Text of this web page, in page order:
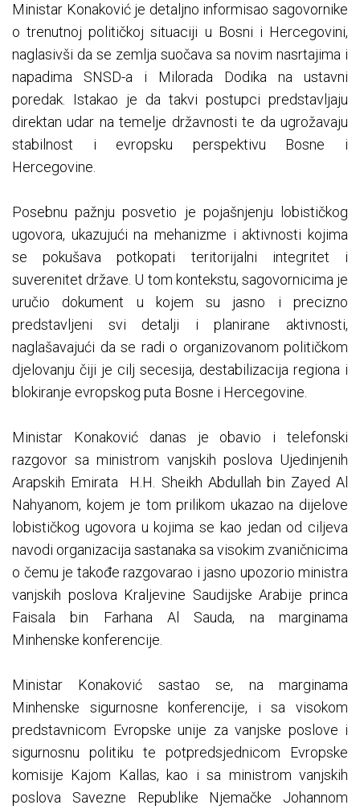
Ministar Konaković je detaljno informisao sagovornike
o trenutnoj političkoj situaciji u Bosni i Hercegovini,
naglasivši da se zemlja suočava sa novim nasrtajima i
napadima SNSD-a i Milorada Dodika na ustavni
poredak. Istakao je da takvi postupci predstavljaju
direktan udar na temelje državnosti te da ugrožavaju
stabilnost i evropsku perspektivu Bosne i
Hercegovine.
Posebnu pažnju posvetio je pojašnjenju lobističkog
ugovora, ukazujući na mehanizme i aktivnosti kojima
se pokušava potkopati teritorijalni integritet i
suverenitet države. U tom kontekstu, sagovornicima je
uručio dokument u kojem su jasno i precizno
predstavljeni svi detalji i planirane aktivnosti,
naglašavajući da se radi o organizovanom političkom
djelovanju čiji je cilj secesija, destabilizacija regiona i
blokiranje evropskog puta Bosne i Hercegovine.
Ministar Konaković danas je obavio i telefonski
razgovor sa ministrom vanjskih poslova Ujedinjenih
Arapskih Emirata H.H. Sheikh Abdullah bin Zayed Al
Nahyanom, kojem je tom prilikom ukazao na dijelove
lobističkog ugovora u kojima se kao jedan od ciljeva
navodi organizacija sastanaka sa visokim zvaničnicima
o čemu je takođe razgovarao i jasno upozorio ministra
vanjskih poslova Kraljevine Saudijske Arabije princa
Faisala bin Farhana Al Sauda, na marginama
Minhenske konferencije.
Ministar Konaković sastao se, na marginama
Minhenske sigurnosne konferencije, i sa visokom
predstavnicom Evropske unije za vanjske poslove i
sigurnosnu politiku te potpredsjednicom Evropske
komisije Kajom Kallas, kao i sa ministrom vanjskih
poslova Savezne Republike Njemačke Johannom